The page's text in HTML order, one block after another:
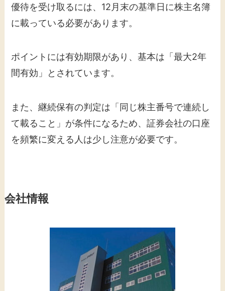
優待を受け取るには、12月末の基準日に株主名簿
に載っている必要があります。
ポイントには有効期限があり、基本は「最大2年
間有効」とされています。
また、継続保有の判定は「同じ株主番号で連続し
て載ること」が条件になるため、証券会社の口座
を頻繁に変える人は少し注意が必要です。
会社情報